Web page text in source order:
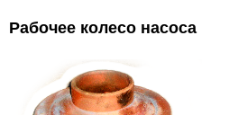
Рабочее колесо насоса